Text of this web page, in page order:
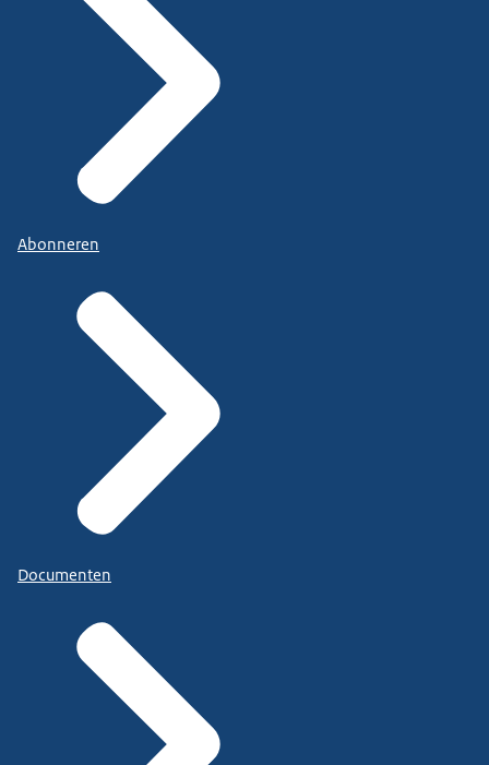
Abonneren
Documenten